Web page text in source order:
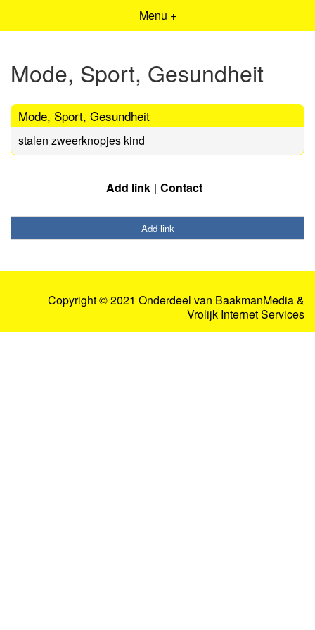
Menu +
Mode, Sport, Gesundheit
Mode, Sport, Gesundheit
stalen zweerknopjes kind
Add link Contact
Add link
Copyright © 2021 Onderdeel van BaakmanMedia&
Vrolijk Internet Services